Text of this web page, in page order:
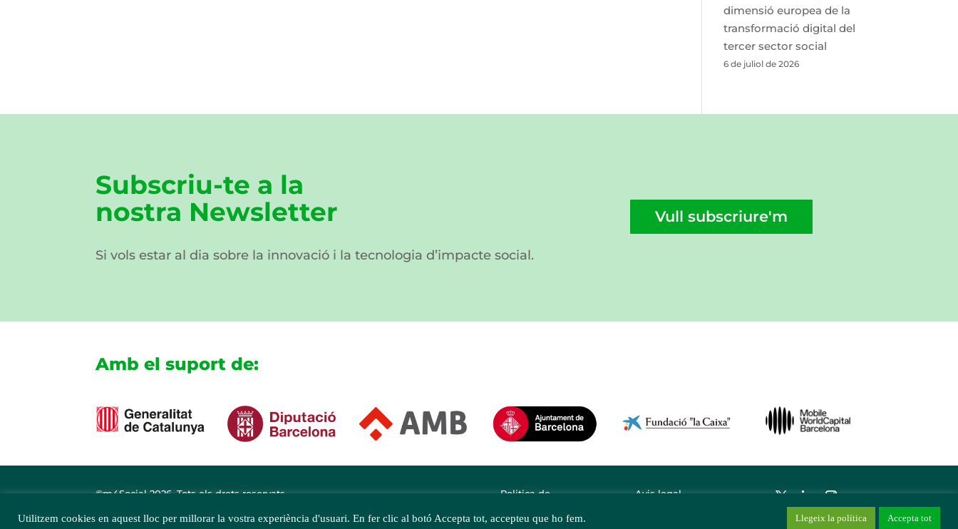
dimensió europea de la
transformació digital del
tercer sector social
6 de juliol de 2026
Subscriu-te a la
nostra Newsletter
Si vols estar al dia sobre la innovació i la tecnologia d’impacte social.
Vull subscriure'm
Amb el suport de:
©m4Social2026. Tots els drets reservats
Politica de
Avis legal
Utilitzem cookies en aquest lloc per millorar la vostra experiència d'usuari. En fer clic al botó Accepta tot, accepteu que ho fem. Llegeix la política Accepta tot